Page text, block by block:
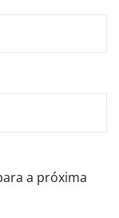
a próxima